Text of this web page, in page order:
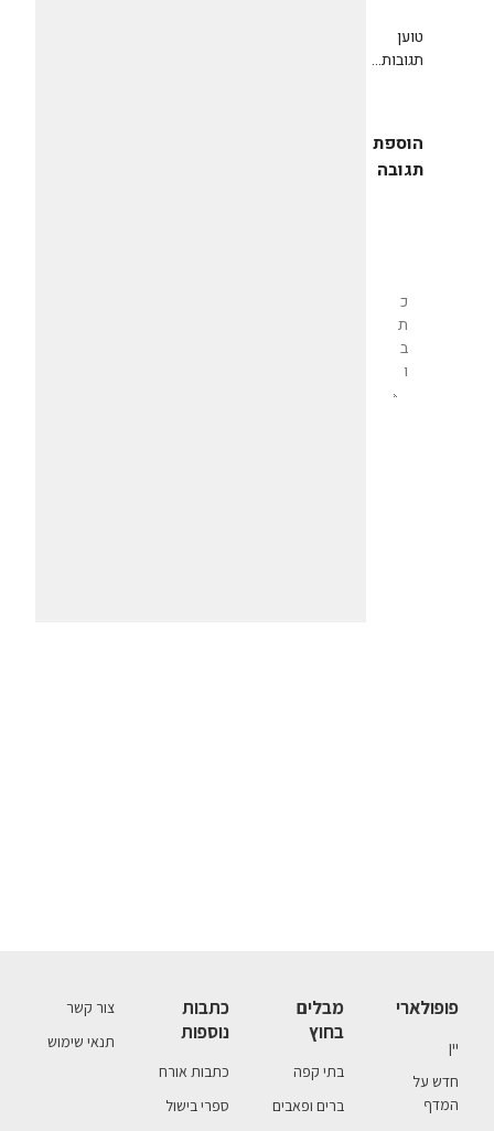
טוען
תגובות...
הוספת
תגובה
פופולארי
יין
חדש על
המדף
מבלים
בחוץ
בתי קפה
ברים ופאבים
כתבות
נוספות
כתבות אורח
ספרי בישול
צור קשר
תנאי שימוש